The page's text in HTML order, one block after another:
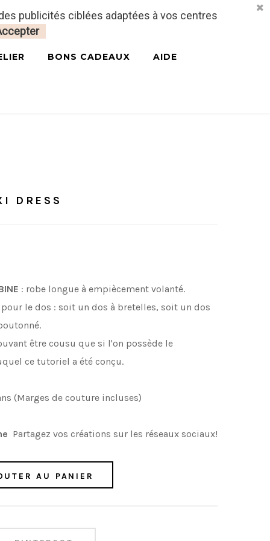
MON PANIER
CONNECTEZ-VOUS
BONS CADEAUX AIDE
DRESS
: robe longue à empiècement volanté.
le dos : soit un dos à bretelles, soit un dos
.
être cousu que si l'on possède le
ce tutoriel a été conçu.
(Marges de couture incluses)
Partagez vos créations sur les réseaux sociaux!
AU PANIER
publicités ciblées adaptées à vos centres